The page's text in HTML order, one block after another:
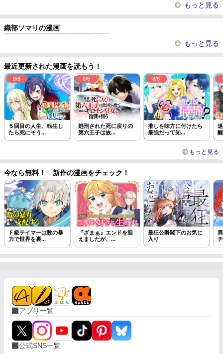
もっと見る
織部ソマリの漫画
もっと見る
最近更新された漫画を読もう！
8/6
５回目の人生、転生し
たら死にそう...
8/6
処刑された死に戻りの
第六王子は故...
8/6
推しを味方に付けたら
最強だって知...
もっと見る
今なら無料！ 新作の漫画をチェック！
Ｆ級テイマーは数の暴
力で世界を裏...
『ざまぁ』エンドを迎
えましたが、...
最狂公爵閣下のお気に
入り
アプリ一覧
公式SNS一覧